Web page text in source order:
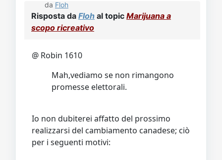
da Floh
Risposta da Floh al topic Marijuana a
scopo ricreativo
@ Robin 1610
Mah,vediamo se non rimangono
promesse elettorali.
Io non dubiterei affatto del prossimo
realizzarsi del cambiamento canadese; ciò
per i seguenti motivi: